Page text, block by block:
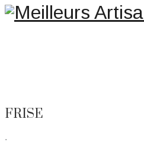
.
FRISE
Une question ? Un